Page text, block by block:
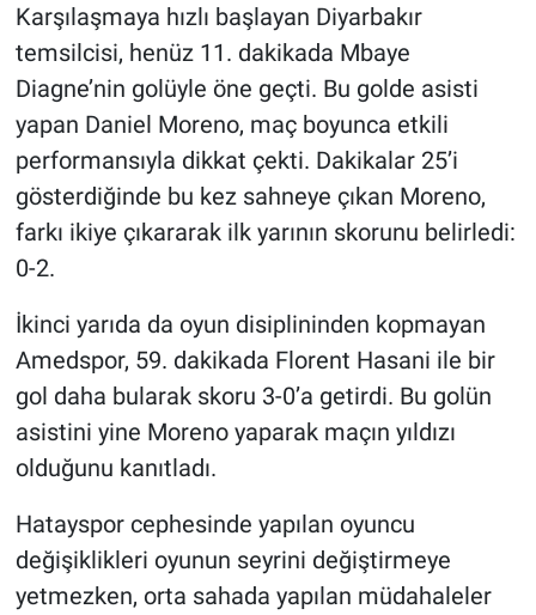
Karşılaşmaya hızlı başlayan Diyarbakır
temsilcisi, henüz 11. dakikada Mbaye
Diagne’nin golüyle öne geçti. Bu golde asisti
yapan Daniel Moreno, maç boyunca etkili
performansıyla dikkat çekti. Dakikalar 25’i
gösterdiğinde bu kez sahneye çıkan Moreno,
farkı ikiye çıkararak ilk yarının skorunu belirledi:
0-2.
İkinci yarıda da oyun disiplininden kopmayan
Amedspor, 59. dakikada Florent Hasani ile bir
gol daha bularak skoru 3-0’a getirdi. Bu golün
asistini yine Moreno yaparak maçın yıldızı
olduğunu kanıtladı.
Hatayspor cephesinde yapılan oyuncu
değişiklikleri oyunun seyrini değiştirmeye
yetmezken, orta sahada yapılan müdahaleler